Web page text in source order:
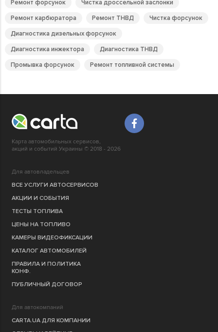
Ремонт форсунок
Чистка дроссельной заслонки
Ремонт карбюратора
Ремонт ТНВД
Чистка форсунок
Диагностика дизельных форсунок
Диагностика инжектора
Диагностика ТНВД
Промывка форсунок
Ремонт топливной системы
Карта автомобильных сервисов,
акций и событий Украины © 2018 - 2026
Для автовладельцев
ВСЕ УСЛУГИ АВТОСЕРВИСОВ
АКЦИИ И СОБЫТИЯ
ТЕСТЫ ТОПЛИВА
ЦЕНЫ НА ТОПЛИВО
КАМЕРЫ ВИДЕОФИКСАЦИИ
КАТАЛОГ АВТОМОБИЛЕЙ
ПРАВИЛА И ПОЛИТИКА
КОНФ.
ПУБЛИЧНЫЙ ДОГОВОР
Для автокомпаний
CARTA.UA ДЛЯ КОМПАНИИ